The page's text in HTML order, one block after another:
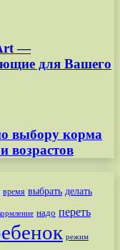
—
для Вашего
выбору корма
возрастов
время выбрать делать
надо переть
режим